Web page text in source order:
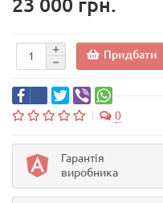
23 000 грн.
Придбати
0
Гарантія
виробника